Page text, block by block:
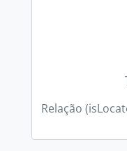
Relação